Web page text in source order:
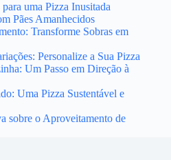
uma Pizza Inusitada
Pães Amanhecidos
Transforme Sobras em
Personalize a Sua Pizza
Um Passo em Direção à
Uma Pizza Sustentável e
sobre o Aproveitamento de